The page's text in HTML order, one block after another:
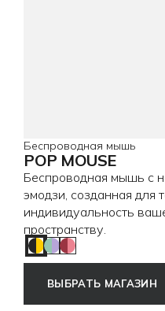
Беспроводная мышь
POP MOUSE
Беспроводная мышь с
эмодзи, созданная для
индивидуальность
пространству.
Blast Yellow
Daydream Mint
Heartbreaker
ВЫБРАТЬ МАГАЗИН